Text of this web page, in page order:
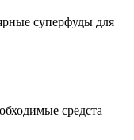
суперфуды для
средста